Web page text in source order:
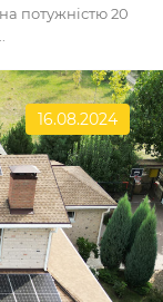
потужністю 20
16.08.2024